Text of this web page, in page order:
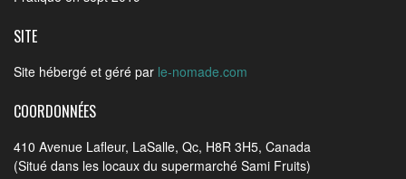
SITE
Site hébergé et géré par le-nomade.com
COORDONNÉES
410 Avenue Lafleur, LaSalle, Qc, H8R 3H5, Canada
(Situé dans les locaux du supermarché Sami Fruits)